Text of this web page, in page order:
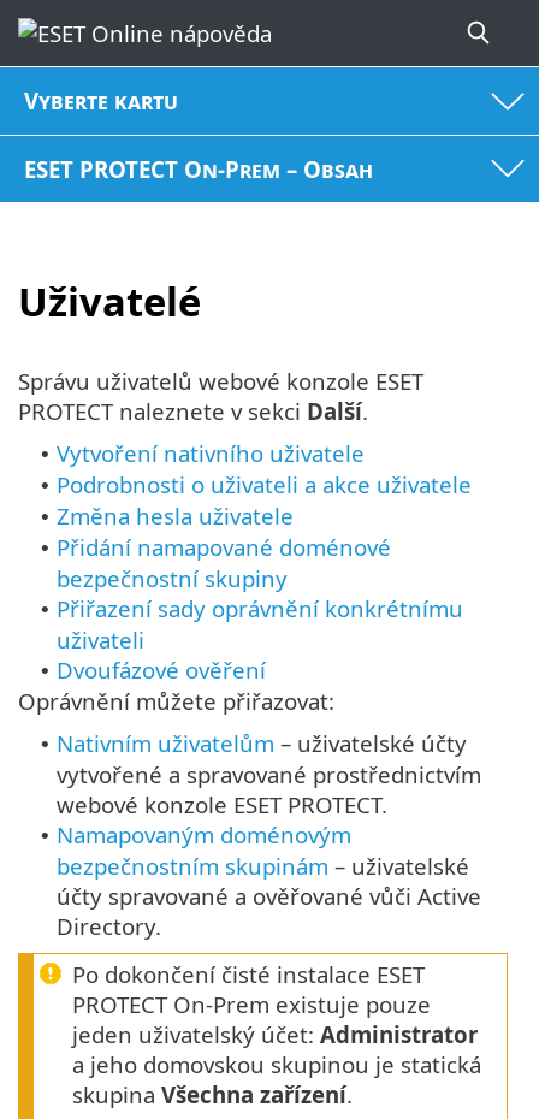
Vyberte kartu
ESET PROTECT On-Prem – Obsah
Uživatelé
Správu uživatelů webové konzole ESET
PROTECT naleznete v sekci Další.
• Vytvoření nativního uživatele
• Podrobnosti o uživateli a akce uživatele
• Změna hesla uživatele
• Přidání namapované doménové
bezpečnostní skupiny
• Přiřazení sady oprávnění konkrétnímu
uživateli
• Dvoufázové ověření
Oprávnění můžete přiřazovat:
• Nativním uživatelům – uživatelské účty
vytvořené a spravované prostřednictvím
webové konzole ESET PROTECT.
• Namapovaným doménovým
bezpečnostním skupinám – uživatelské
účty spravované a ověřované vůči Active
Directory.
Po dokončení čisté instalace ESET
PROTECT On-Prem existuje pouze
jeden uživatelský účet: Administrator
a jeho domovskou skupinou je statická
skupina Všechna zařízení.